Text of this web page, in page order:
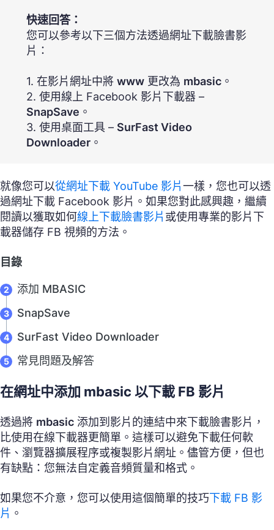
快速回答：
您可以參考以下三個方法透過網址下載臉書影
片：
1. 在影片網址中將 www更改為 mbasic。
2. 使用線上 Facebook 影片下載器 –
SnapSave 。
3. 使用桌面工具 – SurFast Video
Downloader。
就像您可以從網址下載 YouTube 影片一樣，您也可以透
過網址下載 Facebook 影片。如果您對此感興趣，繼續
閱讀以獲取如何線上下載臉書影片 或使用專業的影片下
載器儲存 FB 視頻的方法。
目錄
添加 MBASIC
SnapSave
SurFast Video Downloader
常見問題及解答
在網址中添加 mbasic 以下載 FB 影片
透過將 mbasic 添加到影片的連結中來下載臉書影片，
比使用在線下載器更簡單。這樣可以避免下載任何軟
件、瀏覽器擴展程序或複製影片網址。儘管方便，但也
有缺點：您無法自定義音頻質量和格式。
如果您不介意，您可以使用這個簡單的技巧下載 FB 影
片 。